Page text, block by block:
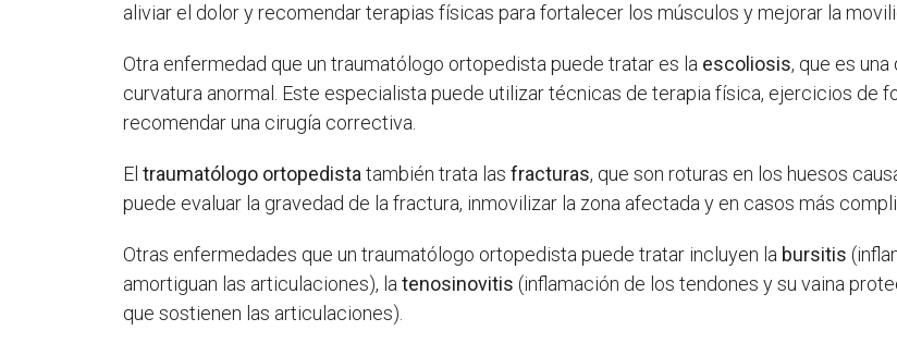
aliviar el dolor y recomendar terapias físicas para fortalecer los músculos y mejorar la
Otra enfermedad que un traumatólogo ortopedista puede tratar es la escoliosis, que es
curvatura anormal. Este especialista puede utilizar técnicas de terapia física, ejercicios de
recomendar una cirugía correctiva.
Eltraumatólogo ortopedistatambién trata lasfracturas, que son roturas en los huesos
puede evaluar la gravedad de la fractura, inmovilizar la zona afectada y en casos más
Otras enfermedades que un traumatólogo ortopedista puede tratar incluyen la bursitis
amortiguan las articulaciones), latenosinovitis (inflamación de los tendones y su vaina
que sostienen las articulaciones).